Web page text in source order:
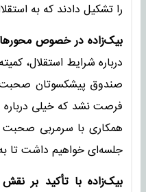
را تشکیل دادند که به
بیک‌زاده در خصوص
درباره شرایط استقلال،
صندوق پیشکسوتان صحبت
فرصت نشد که خیلی درباره
همکاری با سرمربی صحبت
جلسه‌ای خواهیم داشت تا
بیک‌زاده با تأکید بر